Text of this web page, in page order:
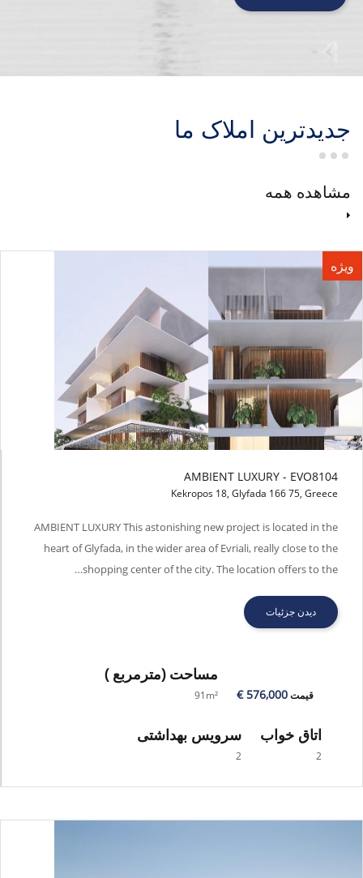
جدیدترین املاک ما
مشاهده همه
ویژه
AMBIENT LUXURY - EVO8104
AMBIENT LUXURY - EVO8104
Kekropos 18, Glyfada 166 75, Greece
AMBIENT LUXURY This astonishing new project is located in the
heart of Glyfada, in the wider area of Evriali, really close to the
shopping center of the city. The location offers to the…
دیدن جزئیات
قیمت576,000 €
مساحت (مترمربع )
91m²
اتاق خواب
2
سرویس بهداشتی
2